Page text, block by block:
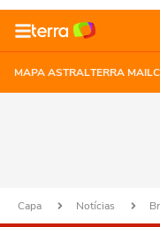
MAPA ASTRALTERRA MAIL
Capa Notícias